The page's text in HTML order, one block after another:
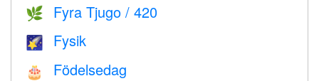
🌿 Fyra Tjugo / 420
🌠 Fysik
🎂 Födelsedag